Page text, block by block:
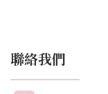
聯絡我們